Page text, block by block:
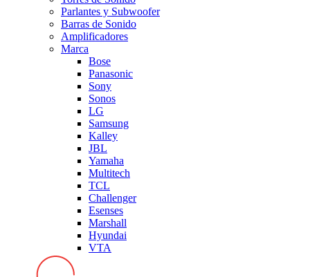
Parlantes y Subwoofer
Barras de Sonido
Amplificadores
Marca
Bose
Panasonic
Sony
Sonos
LG
Samsung
Kalley
JBL
Yamaha
Multitech
TCL
Challenger
Esenses
Marshall
Hyundai
VTA